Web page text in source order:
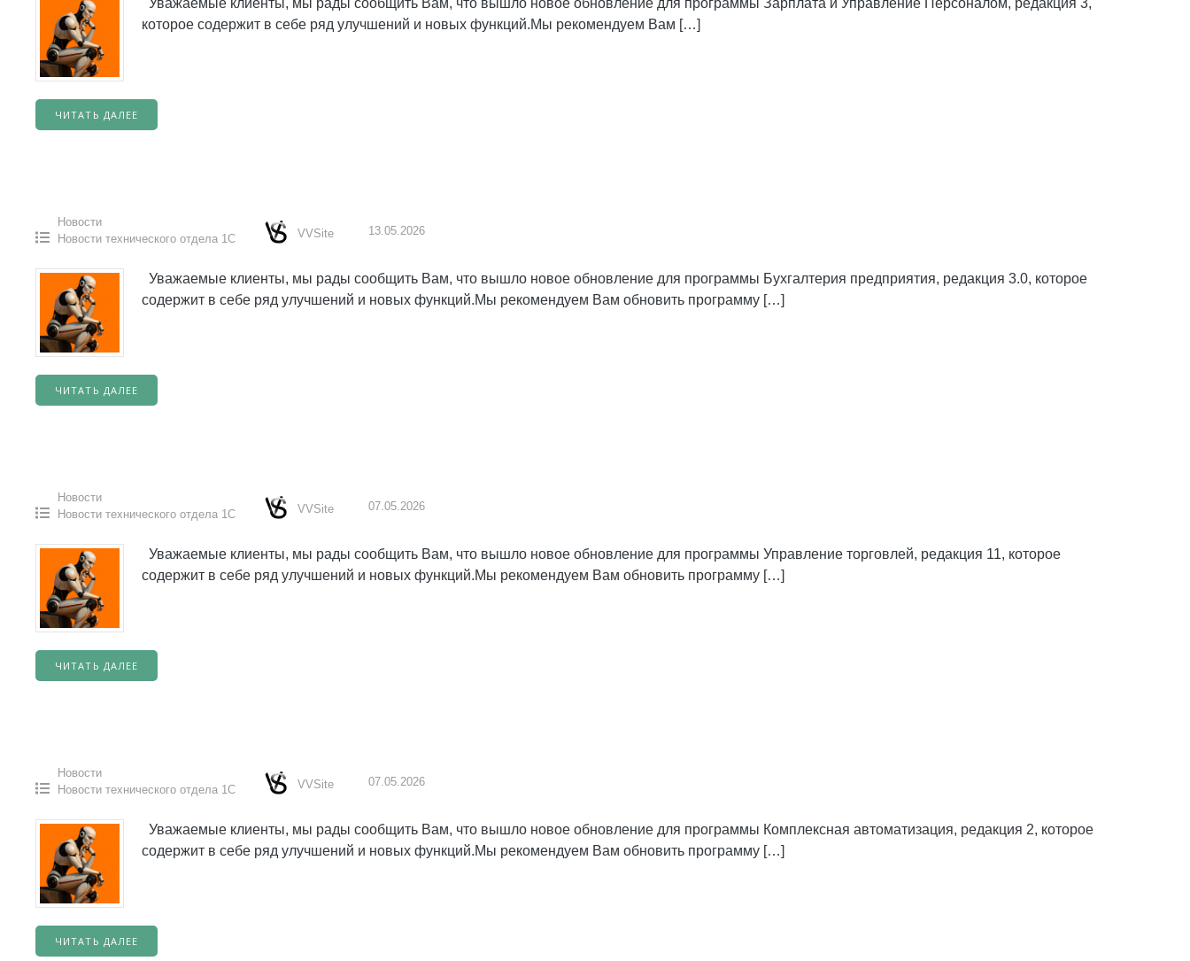
Уважаемые клиенты, мы рады сообщить Вам, что вышло новое обновление для программы Зарплата и Управление Персоналом, редакция 3,
которое содержит в себе ряд улучшений и новых функций.Мы рекомендуем Вам […]
ЧИТАТЬ ДАЛЕЕ
Новости
Новости технического отдела 1С
VVSite 13.05.2026
Уважаемые клиенты, мы рады сообщить Вам, что вышло новое обновление для программы Бухгалтерия предприятия, редакция 3.0, которое
содержит в себе ряд улучшений и новых функций.Мы рекомендуем Вам обновить программу […]
ЧИТАТЬ ДАЛЕЕ
Новости
Новости технического отдела 1С
VVSite 07.05.2026
Уважаемые клиенты, мы рады сообщить Вам, что вышло новое обновление для программы Управление торговлей, редакция 11, которое
содержит в себе ряд улучшений и новых функций.Мы рекомендуем Вам обновить программу […]
ЧИТАТЬ ДАЛЕЕ
Новости
Новости технического отдела 1С
VVSite 07.05.2026
Уважаемые клиенты, мы рады сообщить Вам, что вышло новое обновление для программы Комплексная автоматизация, редакция 2, которое
содержит в себе ряд улучшений и новых функций.Мы рекомендуем Вам обновить программу […]
ЧИТАТЬ ДАЛЕЕ